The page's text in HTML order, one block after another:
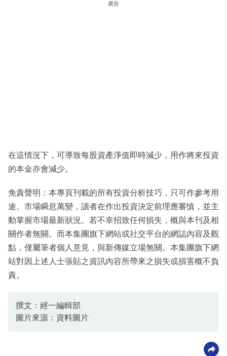
廣告
在這情況下，可導致每股資產淨值即時減少，用作將來投資
的本金亦會減少。
免責聲明：本專頁刊載的所有投資分析技巧，只可作參考用
途。市場瞬息萬變，讀者在作出投資決定前理應審慎，並主
動掌握市場最新狀況。若不幸招致任何損失，概與本刊及相
關作者無關。而本集團旗下網站或社交平台的網誌內容及觀
點，僅屬筆者個人意見，與新傳媒立場無關。本集團旗下網
站對因上述人士張貼之資訊內容所帶來之損失或損害概不負
責。
撰文：經一編輯部
圖片來源：資料圖片